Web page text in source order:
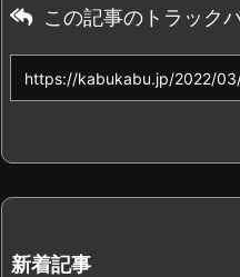
この記事のトラック
新着記事